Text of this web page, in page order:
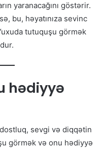
yaranacağını göstərir.
bu, həyatınıza sevinc
tutuquşu görmək
hədiyyə
sevgi və diqqətin
görmək və onu hədiyyə